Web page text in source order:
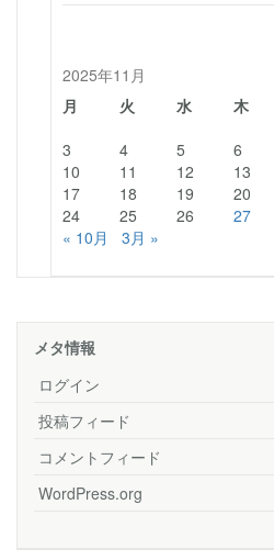
2025年11月
月
火 水 木
3
4 5 6
10
11 12 13
17
18 19 20
24
25 26 27
« 10月
3月 »
メタ情報
ログイン
投稿フィード
コメントフィード
WordPress.org